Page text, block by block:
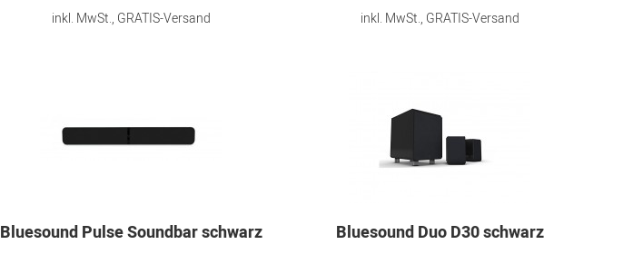
inkl. MwSt., GRATIS-Versand inkl. MwSt., GRATIS-Versand
Bluesound Pulse Soundbar schwarz Bluesound Duo D30 schwarz